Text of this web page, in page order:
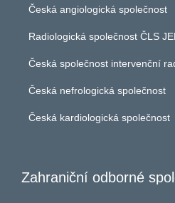
Česká angiologická společnost
Radiologická společnost ČLS
Česká společnost intervenční
Česká nefrologická společnost
Česká kardiologická společnost
Zahraniční odborné